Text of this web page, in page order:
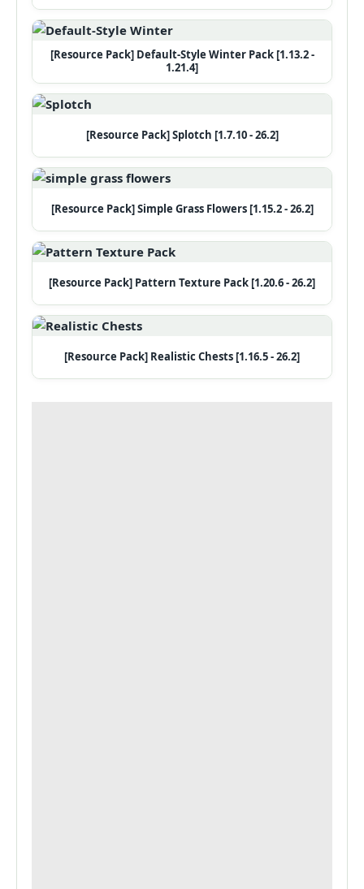
[Resource Pack] Default-Style Winter Pack [1.13.2 -
1.21.4]
[Resource Pack] Splotch [1.7.10 - 26.2]
[Resource Pack] Simple Grass Flowers [1.15.2 - 26.2]
[Resource Pack] Pattern Texture Pack [1.20.6 - 26.2]
[Resource Pack] Realistic Chests [1.16.5 - 26.2]